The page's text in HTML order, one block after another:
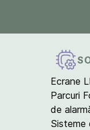
Ecrane
Parcuri
de
Sisteme